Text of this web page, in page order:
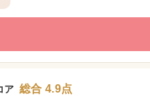
ア 総合 4.9点